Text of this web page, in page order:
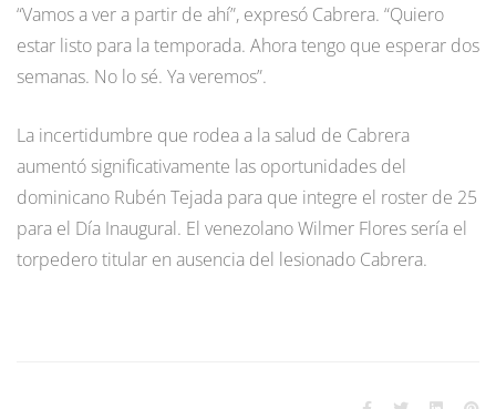
“Vamos a ver a partir de ahí”, expresó Cabrera. “Quiero
estar listo para la temporada. Ahora tengo que esperar dos
semanas. No lo sé. Ya veremos”.
La incertidumbre que rodea a la salud de Cabrera
aumentó significativamente las oportunidades del
dominicano Rubén Tejada para que integre el roster de 25
para el Día Inaugural. El venezolano Wilmer Flores sería el
torpedero titular en ausencia del lesionado Cabrera.